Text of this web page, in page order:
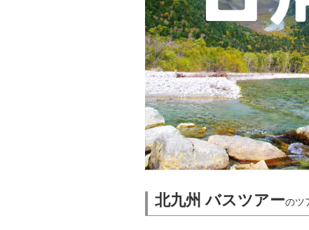
北九州 バスツアーのツ